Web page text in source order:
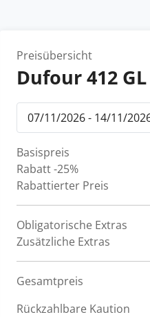
Preisübersicht
Dufour 412 GL
Basispreis
Rabatt-25%
Rabattierter Preis
Obligatorische Extras
Zusätzliche Extras
Gesamtpreis
Rückzahlbare Kaution